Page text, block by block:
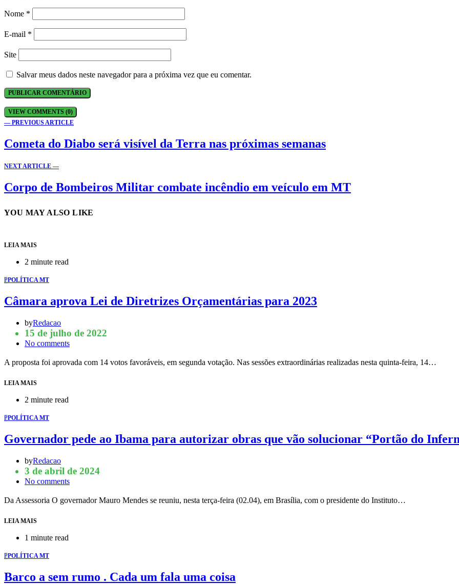
Nome *
E-mail *
Site
Salvar meus dados neste navegador para a próxima vez que eu comentar.
VIEW COMMENTS (0)
— PREVIOUS ARTICLE
Cometa do Diabo será visível da Terra nas próximas semanas
NEXT ARTICLE —
Corpo de Bombeiros Militar combate incêndio em veículo em MT
YOU MAY ALSO LIKE
LEIA MAIS
2 minute read
PPOLÍTICA MT
Câmara aprova Lei de Diretrizes Orçamentárias para 2023
byRedacao
15 de julho de 2022
No comments
A proposta foi aprovada com 14 votos favoráveis, em segunda votação. Nas sessões extraordinárias realizadas nesta quinta-feira, 14…
LEIA MAIS
2 minute read
PPOLÍTICA MT
Governador pede ao Ibama para autorizar obras que vão solucionar “Portão do
byRedacao
3 de abril de 2024
No comments
Da Assessoria O governador Mauro Mendes se reuniu, nesta terça-feira (02.04), em Brasília, com o presidente do Instituto…
LEIA MAIS
1 minute read
PPOLÍTICA MT
Barco a sem rumo . Cada um fala uma coisa